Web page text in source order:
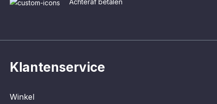
Klantenservice
Winkel
Achteraf betalen